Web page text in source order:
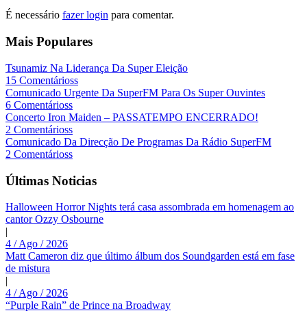
É necessário fazer login para comentar.
Mais Populares
Tsunamiz Na Liderança Da Super Eleição
15 Comentárioss
Comunicado Urgente Da SuperFM Para Os Super Ouvintes
6 Comentárioss
Concerto Iron Maiden – PASSATEMPO ENCERRADO!
2 Comentárioss
Comunicado Da Direcção De Programas Da Rádio SuperFM
2 Comentárioss
Últimas Noticias
Halloween Horror Nights terá casa assombrada em homenagem ao
cantor Ozzy Osbourne
|
4 / Ago / 2026
Matt Cameron diz que último álbum dos Soundgarden está em fase
de mistura
|
4 / Ago / 2026
“Purple Rain” de Prince na Broadway